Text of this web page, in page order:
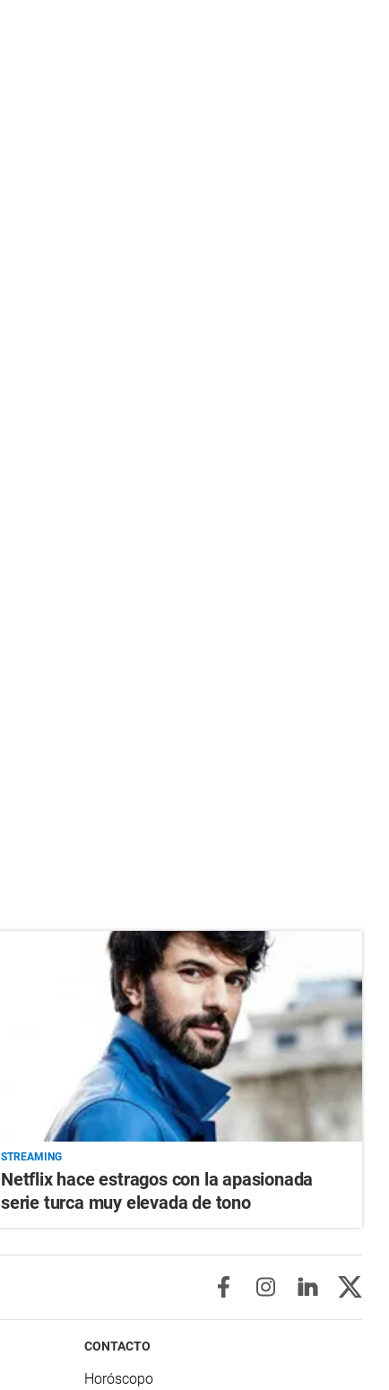
STREAMING
Netflix hace estragos con la apasionada
serie turca muy elevada de tono
CONTACTO
Horóscopo